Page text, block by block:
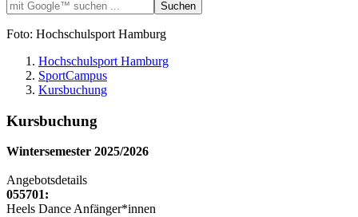
Foto: Hochschulsport Hamburg
Hochschulsport Hamburg
SportCampus
Kursbuchung
Kursbuchung
Wintersemester 2025/2026
Angebotsdetails
055701:
Heels Dance Anfänger*innen